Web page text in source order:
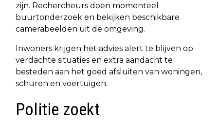
zijn. Rechercheurs doen momenteel
buurtonderzoek en bekijken beschikbare
camerabeelden uit de omgeving.
Inwoners krijgen het advies alert te blijven op
verdachte situaties en extra aandacht te
besteden aan het goed afsluiten van woningen,
schuren en voertuigen.
Politie zoekt